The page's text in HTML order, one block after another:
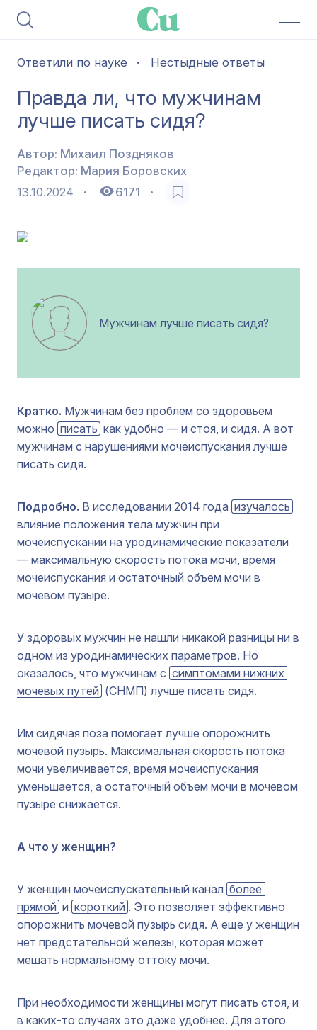
Ответили по науке Нестыдные ответы
Правда ли, что мужчинам
лучше писать сидя?
Автор: Михаил Поздняков
Редактор: Мария Боровских
13.10.2024
6171
Мужчинам лучше писать сидя?
Кратко. Мужчинам без проблем со здоровьем
можно писать как удобно — и стоя, и сидя. А вот
мужчинам с нарушениями мочеиспускания лучше
писать сидя.
Подробно. В исследовании 2014 года изучалось
влияние положения тела мужчин при
мочеиспускании на уродинамические показатели
— максимальную скорость потока мочи, время
мочеиспускания и остаточный объем мочи в
мочевом пузыре.
У здоровых мужчин не нашли никакой разницы ни в
одном из уродинамических параметров. Но
оказалось, что мужчинам с симптомами нижних
мочевых путей (СНМП) лучше писать сидя.
Им сидячая поза помогает лучше опорожнить
мочевой пузырь. Максимальная скорость потока
мочи увеличивается, время мочеиспускания
уменьшается, а остаточный объем мочи в мочевом
пузыре снижается.
А что у женщин?
У женщин мочеиспускательный канал более
прямой и короткий . Это позволяет эффективно
опорожнить мочевой пузырь сидя. А еще у женщин
нет предстательной железы, которая может
мешать нормальному оттоку мочи.
При необходимости женщины могут писать стоя, и
в каких-то случаях это даже удобнее. Для этого